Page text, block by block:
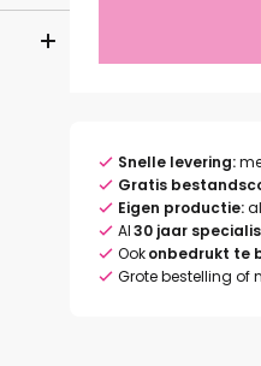
Snelle levering:
Gratis
Eigen productie:
Al30 jaar
Ookonbedrukt te
Grote bestelling of